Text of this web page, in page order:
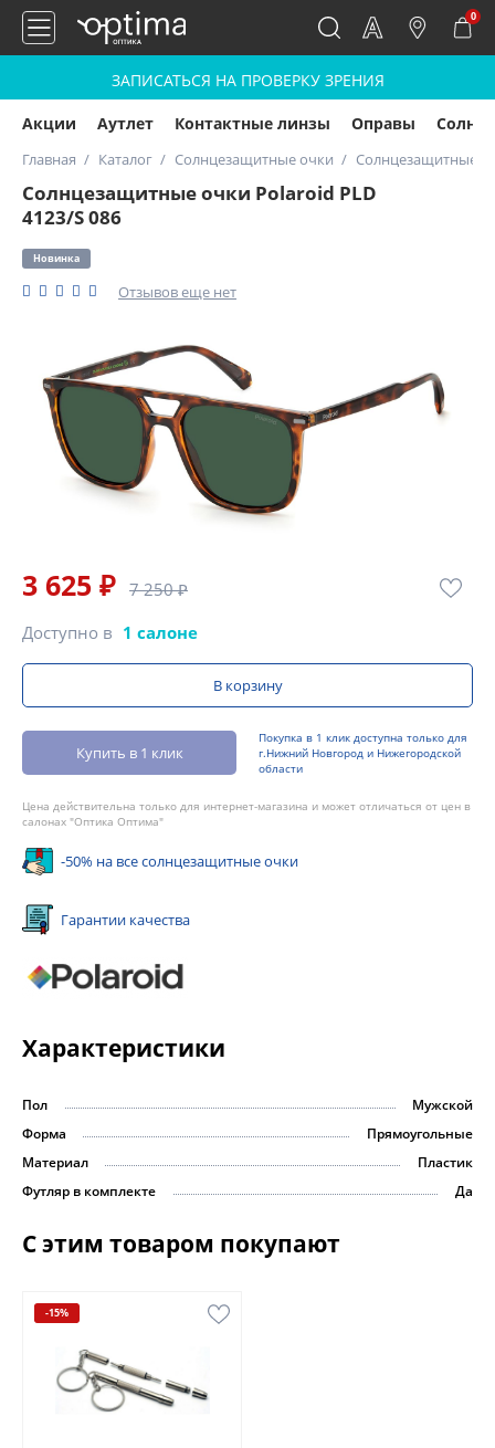
0
ЗАПИСАТЬСЯ НА ПРОВЕРКУ ЗРЕНИЯ
Акции Аутлет Контактные линзы Оправы
Главная Каталог Солнцезащитные очки Солнцезащитные
Солнцезащитные очки Polaroid PLD
4123/S 086
Новинка
Отзывов еще нет
3 625 ₽ 7 250 ₽
Доступно в 1 салоне
В корзину
Купить в 1 клик
Покупка в 1 клик доступна только для
г.Нижний Новгород и Нижегородской
области
Цена действительна только для интернет-магазина и может отличаться от цен в
салонах "Оптика Оптима"
-50% на все солнцезащитные очки
Гарантии качества
Характеристики
Пол
Мужской
Форма
Прямоугольные
Материал
Пластик
Футляр в комплекте
Да
С этим товаром покупают
-15%